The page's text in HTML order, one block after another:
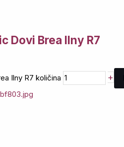
Dovi Brea Ilny R7
Ilny R7 količina +